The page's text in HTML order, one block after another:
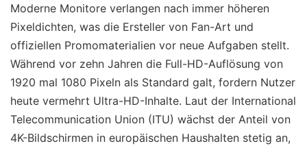
Moderne Monitore verlangen nach immer höheren
Pixeldichten, was die Ersteller von Fan-Art und
offiziellen Promomaterialien vor neue Aufgaben stellt.
Während vor zehn Jahren die Full-HD-Auflösung von
1920 mal 1080 Pixeln als Standard galt, fordern Nutzer
heute vermehrt Ultra-HD-Inhalte. Laut der International
Telecommunication Union (ITU) wächst der Anteil von
4K-Bildschirmen in europäischen Haushalten stetig an,